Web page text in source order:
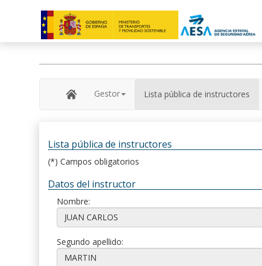
Gestor Lista pública de instructores
Lista pública de instructores
(*) Campos obligatorios
Datos del instructor
Nombre:
Segundo apellido: